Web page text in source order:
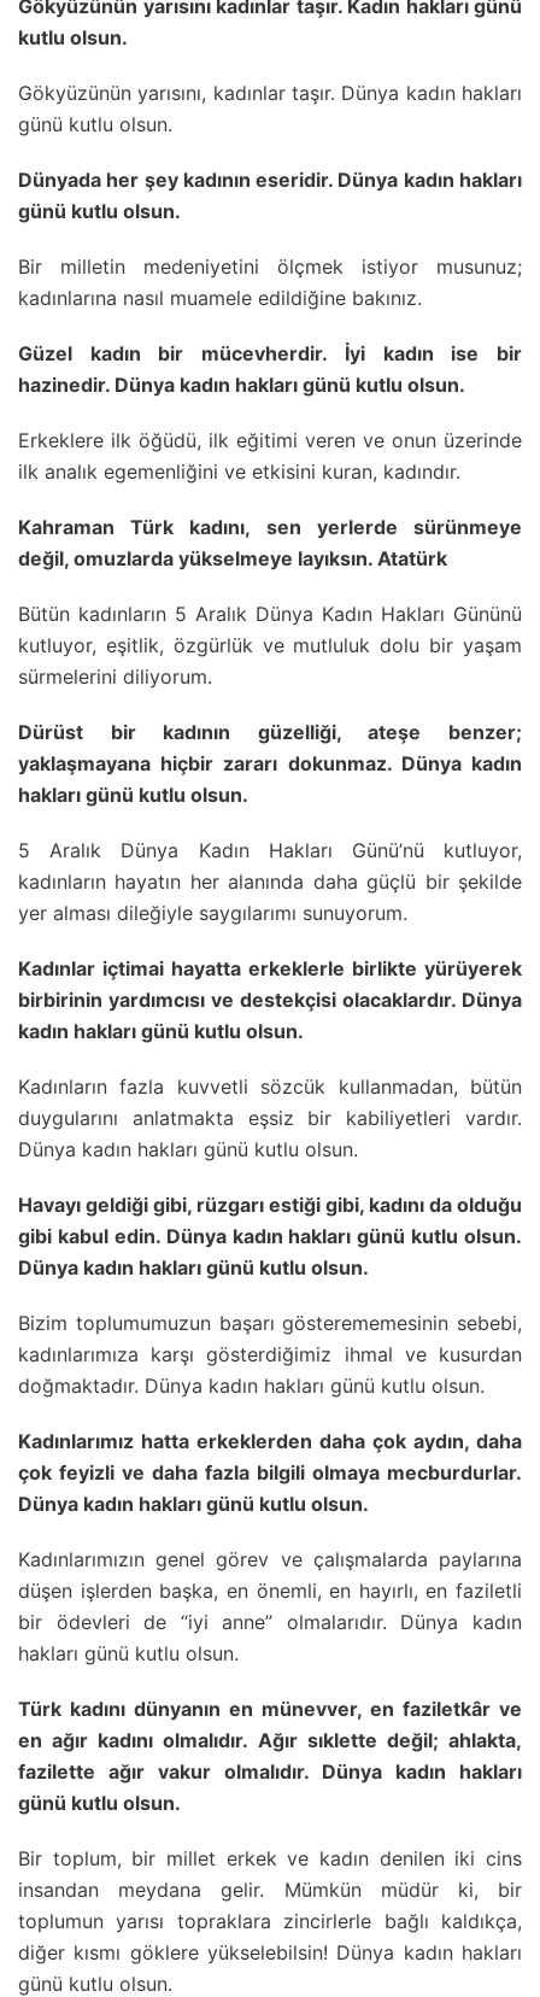
Gökyüzünün yarısını kadınlar taşır. Kadın hakları günü
kutlu olsun.
Gökyüzünün yarısını, kadınlar taşır. Dünya kadın hakları
günü kutlu olsun.
Dünyada her şey kadının eseridir. Dünya kadın hakları
günü kutlu olsun.
Bir milletin medeniyetini ölçmek istiyor musunuz;
kadınlarına nasıl muamele edildiğine bakınız.
Güzel kadın bir mücevherdir. İyi kadın ise bir
hazinedir. Dünya kadın hakları günü kutlu olsun.
Erkeklere ilk öğüdü, ilk eğitimi veren ve onun üzerinde
ilk analık egemenliğini ve etkisini kuran, kadındır.
Kahraman Türk kadını, sen yerlerde sürünmeye
değil, omuzlarda yükselmeye layıksın. Atatürk
Bütün kadınların 5 Aralık Dünya Kadın Hakları Gününü
kutluyor, eşitlik, özgürlük ve mutluluk dolu bir yaşam
sürmelerini diliyorum.
Dürüst bir kadının güzelliği, ateşe benzer;
yaklaşmayana hiçbir zararı dokunmaz. Dünya kadın
hakları günü kutlu olsun.
5 Aralık Dünya Kadın Hakları Günü’nü kutluyor,
kadınların hayatın her alanında daha güçlü bir şekilde
yer alması dileğiyle saygılarımı sunuyorum.
Kadınlar içtimai hayatta erkeklerle birlikte yürüyerek
birbirinin yardımcısı ve destekçisi olacaklardır. Dünya
kadın hakları günü kutlu olsun.
Kadınların fazla kuvvetli sözcük kullanmadan, bütün
duygularını anlatmakta eşsiz bir kabiliyetleri vardır.
Dünya kadın hakları günü kutlu olsun.
Havayı geldiği gibi, rüzgarı estiği gibi, kadını da olduğu
gibi kabul edin. Dünya kadın hakları günü kutlu olsun.
Dünya kadın hakları günü kutlu olsun.
Bizim toplumumuzun başarı gösterememesinin sebebi,
kadınlarımıza karşı gösterdiğimiz ihmal ve kusurdan
doğmaktadır. Dünya kadın hakları günü kutlu olsun.
Kadınlarımız hatta erkeklerden daha çok aydın, daha
çok feyizli ve daha fazla bilgili olmaya mecburdurlar.
Dünya kadın hakları günü kutlu olsun.
Kadınlarımızın genel görev ve çalışmalarda paylarına
düşen işlerden başka, en önemli, en hayırlı, en faziletli
bir ödevleri de “iyi anne” olmalarıdır. Dünya kadın
hakları günü kutlu olsun.
Türk kadını dünyanın en münevver, en faziletkâr ve
en ağır kadını olmalıdır. Ağır sıklette değil; ahlakta,
fazilette ağır vakur olmalıdır. Dünya kadın hakları
günü kutlu olsun.
Bir toplum, bir millet erkek ve kadın denilen iki cins
insandan meydana gelir. Mümkün müdür ki, bir
toplumun yarısı topraklara zincirlerle bağlı kaldıkça,
diğer kısmı göklere yükselebilsin! Dünya kadın hakları
günü kutlu olsun.